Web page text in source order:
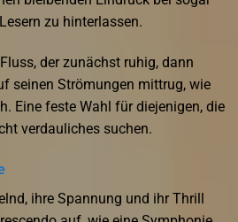
zu hinterlassen.
der zunächst ruhig, dann
seinen Strömungen mittrug, wie
Eine feste Wahl für diejenigen, die
verdauliches suchen.
ihre Spannung und ihr Thrill